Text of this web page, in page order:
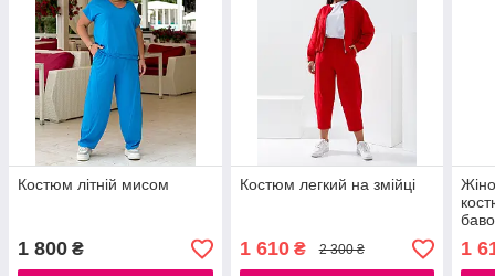
Костюм літній мисом
1 800 ₴
Костюм легкий на змійці
1 610₴ 2 300 ₴ 1